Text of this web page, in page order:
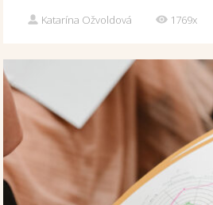
Katarína Ožvoldová 1769x